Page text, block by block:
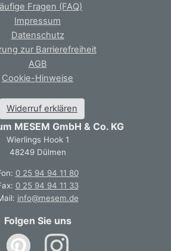
Fragen (FAQ)
Impressum
Datenschutz
zur Barrierefreiheit
AGB
Cookie-Hinweise
Widerruf erklären
MESEM GmbH & Co. KG
Wierlings Hook 1
48249 Dülmen
0 25 94 94 11 80
0 25 94 94 11 33
info@mesem.de
Folgen Sie uns